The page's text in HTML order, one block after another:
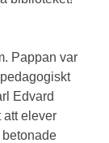
Pappan var
Edvard
att elever